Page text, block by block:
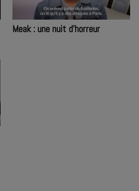
Meak : une nuit d'horreur